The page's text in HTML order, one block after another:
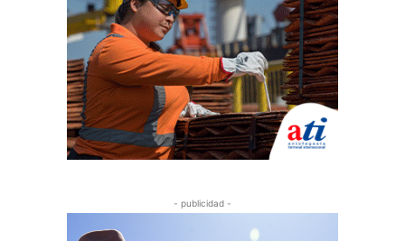
- publicidad -